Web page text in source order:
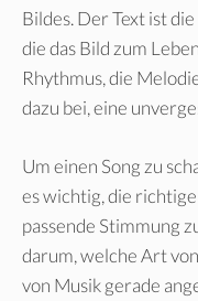
Bildes. Der Text ist
die das Bild zum
Rhythmus, die
dazu bei, eine
Um einen Song zu
es wichtig, die
passende Stimmung
darum, welche Art
von Musik gerade